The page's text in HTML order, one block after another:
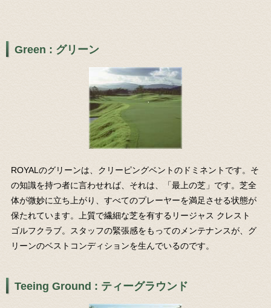
Green : グリーン
ROYALのグリーンは、クリーピングベントのドミネントです。そ
の知識を持つ者に言わせれば、それは、「最上の芝」です。芝全
体が微妙に立ち上がり、すべてのプレーヤーを満足させる状態が
保たれています。上質で繊細な芝を有するリージャス クレスト
ゴルフクラブ。スタッフの緊張感をもってのメンテナンスが、グ
リーンのベストコンディションを生んでいるのです。
Teeing Ground : ティーグラウンド